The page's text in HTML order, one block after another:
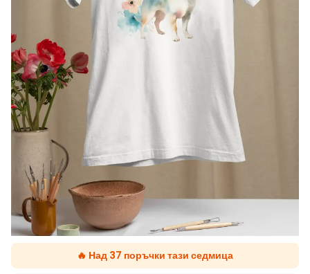
🔥 Над 37 поръчки тази седмица